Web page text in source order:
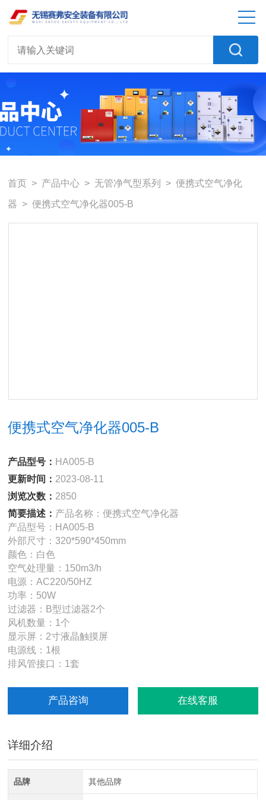
首页 > 产品中心 > 无管净气型系列 >便携式空气净化
器 > 便携式空气净化器005-B
便携式空气净化器005-B
产品型号： HA005-B
更新时间： 2023-08-11
浏览次数： 2850
简要描述： 产品名称：便携式空气净化器
产品型号：HA005-B
外部尺寸：320*590*450mm
颜色：白色
空气处理量：150m3/h
电源：AC220/50HZ
功率：50W
过滤器：B型过滤器2个
风机数量：1个
显示屏：2寸液晶触摸屏
电源线：1根
排风管接口：1套
产品咨询 在线客服
详细介绍
品牌 其他品牌